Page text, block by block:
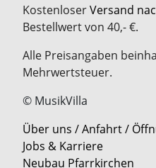
KostenloserVersand
Bestellwert von 40,- €.
Alle Preisangaben
Mehrwertsteuer.
© MusikVilla
Über uns / Anfahrt /
Jobs & Karriere
Neubau Pfarrkirchen